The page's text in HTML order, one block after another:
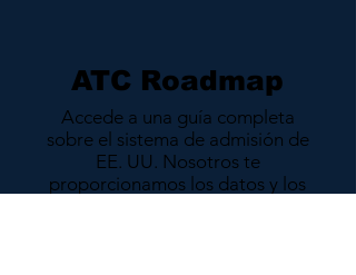
ATC Roadmap
Accede a una guía completa
sobre el sistema de admisión de
EE. UU. Nosotros te
proporcionamos los datos y los